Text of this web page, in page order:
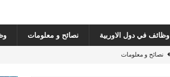
وظائف في دول الاوربية نصائح و معلومات
نصائح و معلومات